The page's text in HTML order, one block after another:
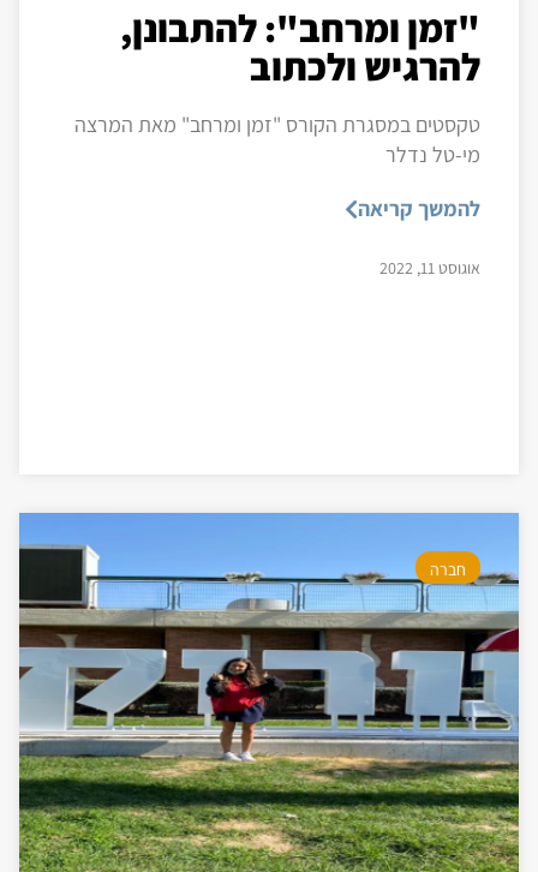
"זמן ומרחב": להתבונן,
להרגיש ולכתוב
טקסטים במסגרת הקורס "זמן ומרחב" מאת המרצה
מי-טל נדלר
להמשך קריאה
אוגוסט 11, 2022
חברה